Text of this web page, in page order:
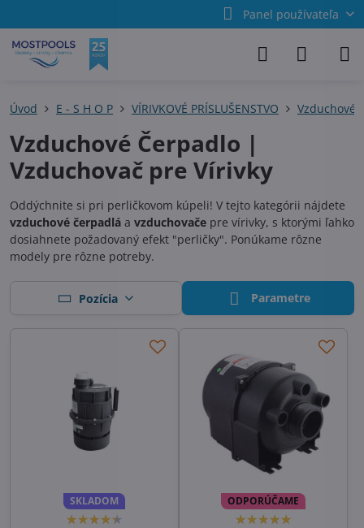
Panel používateľa
Úvod E - S H O P VÍRIVKOVÉ PRÍSLUŠENSTVO Vzduchové
Vzduchové Čerpadlo |
Vzduchovač pre Vírivky
Oddýchnite si pri perličkovom kúpeli! V tejto kategórii nájdete
vzduchové čerpadlá a vzduchovače pre vírivky, s ktorými ľahko
dosiahnete požadovaný efekt "perličky". Ponúkame rôzne
modely pre rôzne potreby.
Pozícia Parametre
SKLADOM ODPORÚČAME